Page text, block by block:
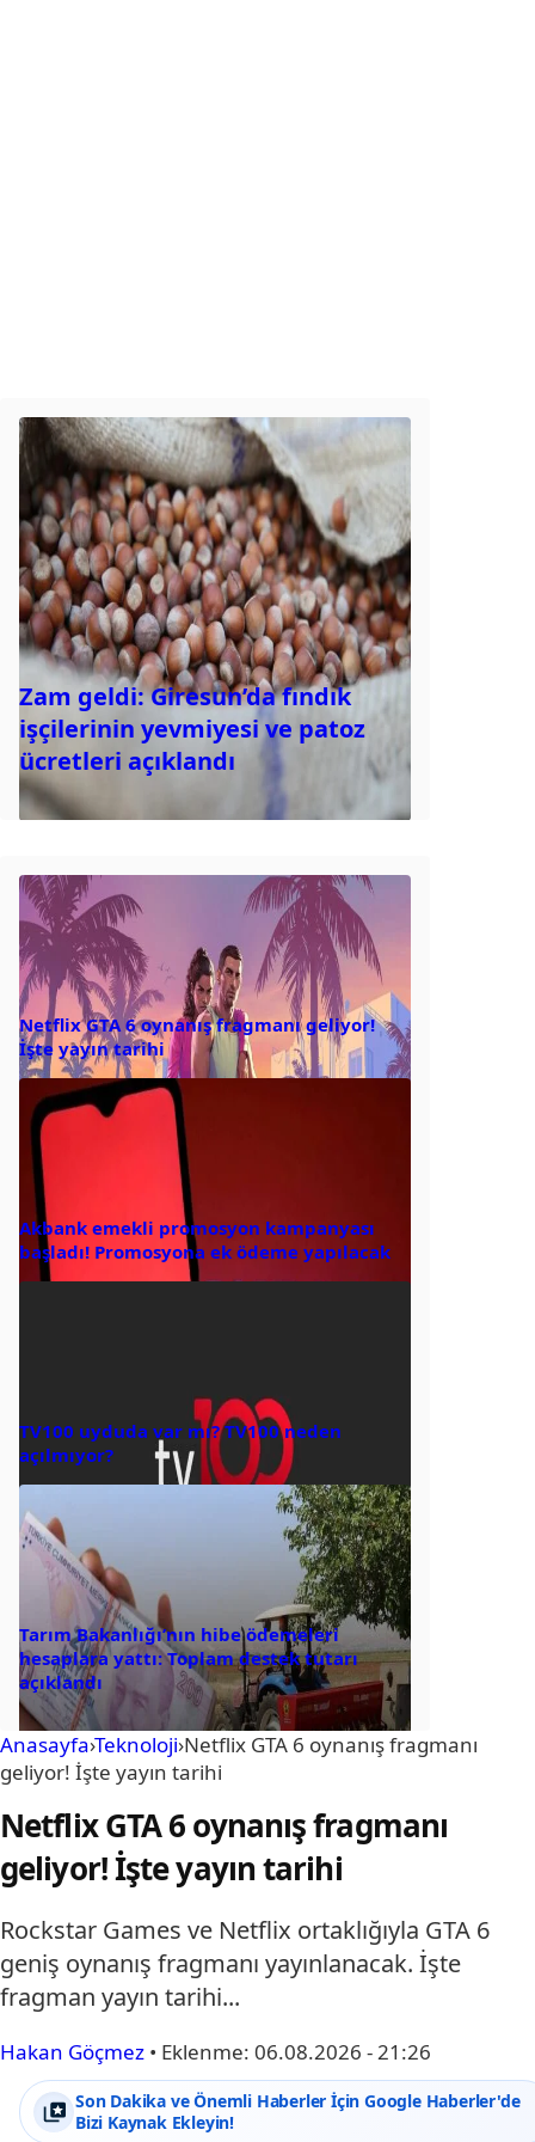
Zam geldi: Giresun’da fındık
işçilerinin yevmiyesi ve patoz
ücretleri açıklandı
Netflix GTA 6 oynanış fragmanı geliyor!
İşte yayın tarihi
Akbank emekli promosyon kampanyası
başladı! Promosyona ek ödeme yapılacak
TV100 uyduda var mı? TV100 neden
açılmıyor?
Tarım Bakanlığı’nın hibe ödemeleri
hesaplara yattı: Toplam destek tutarı
açıklandı
Anasayfa›Teknoloji›Netflix GTA 6 oynanış fragmanı
geliyor! İşte yayın tarihi
Netflix GTA 6 oynanış fragmanı
geliyor! İşte yayın tarihi
Rockstar Games ve Netflix ortaklığıyla GTA 6
geniş oynanış fragmanı yayınlanacak. İşte
fragman yayın tarihi...
Hakan Göçmez • Eklenme: 06.08.2026 - 21:26
Son Dakika ve Önemli Haberler İçin Google Haberler'de
Bizi Kaynak Ekleyin!